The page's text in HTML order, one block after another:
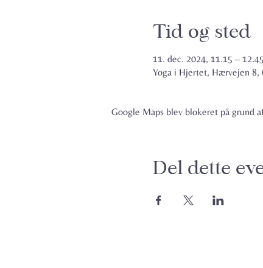
Tid og sted
11. dec. 2024, 11.15 – 12.45
Yoga i Hjertet, Hærvejen 8,
Google Maps blev blokeret på grund
Del dette